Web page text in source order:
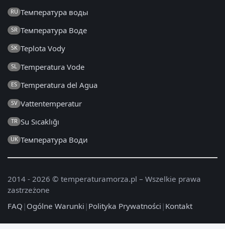
RU Температура воды
SR Температура Воде
SK Teplota Vody
SL Temperatura Vode
ES Temperatura del Agua
SV Vattentemperatur
TR Su Sıcaklığı
UK Температура Води
2014 - 2026 © temperaturamorza.pl – Wszelkie prawa
zastrzeżone
FAQ | Ogólne Warunki | Polityka Prywatności | Kontakt